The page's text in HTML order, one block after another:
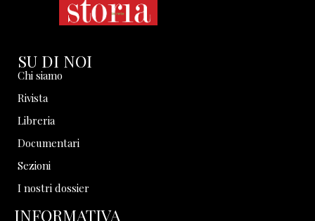
SU DI NOI
Chi siamo
Rivista
Libreria
Documentari
Sezioni
I nostri dossier
INFORMATIVA